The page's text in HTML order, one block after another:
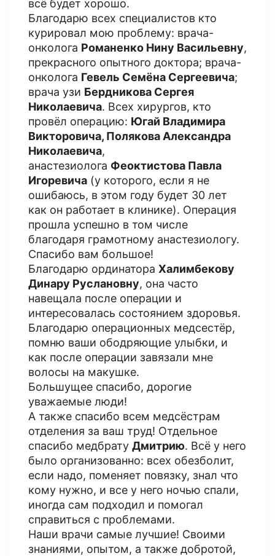
всё будет хорошо.
Благодарю всех специалистов кто
курировал мою проблему: врача-
онколога Романенко Нину Васильевну,
прекрасного опытного доктора; врача-
онколога Гевель Семёна Сергеевича;
врача узи Бердникова Сергея
Николаевича. Всех хирургов, кто
провёл операцию: Югай Владимира
Викторовича, Полякова Александра
Николаевича,
анастезиолога Феоктистова Павла
Игоревича (у которого, если я не
ошибаюсь, в этом году будет 30 лет
как он работает в клинике). Операция
прошла успешно в том числе
благодаря грамотному анастезиологу.
Спасибо вам большое!
Благодарю ординатора Халимбекову
Динару Руслановну, она часто
навещала после операции и
интересовалась состоянием здоровья.
Благодарю операционных медсестёр,
помню ваши ободряющие улыбки, и
как после операции завязали мне
волосы на макушке.
Большущее спасибо, дорогие
уважаемые люди!
А также спасибо всем медсёстрам
отделения за ваш труд! Отдельное
спасибо медбрату Дмитрию. Всё у него
было организованно: всех обезболит,
если надо, поменяет повязку, знал что
кому нужно, и все у него ночью спали,
иногда сам подходил и помогал
справиться с проблемами.
Наши врачи самые лучшие! Своими
знаниями, опытом, а также добротой,